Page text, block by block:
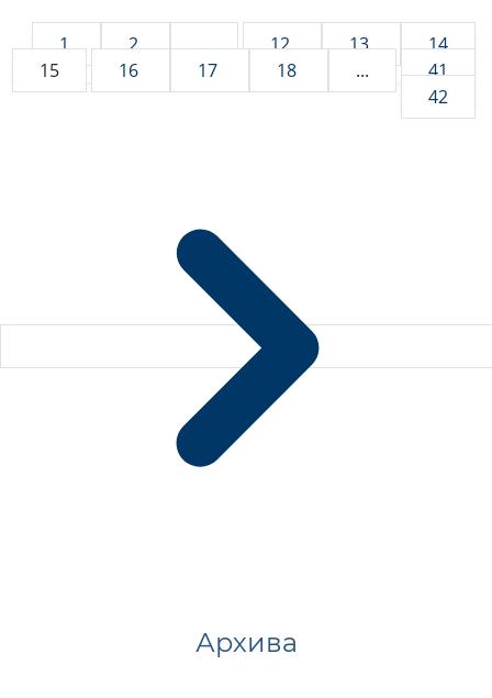
1 2 ... 12 13
14
15
16 17 18 ...
41
42
Архива